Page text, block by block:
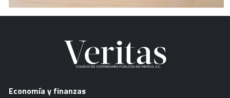
Economía y finanzas